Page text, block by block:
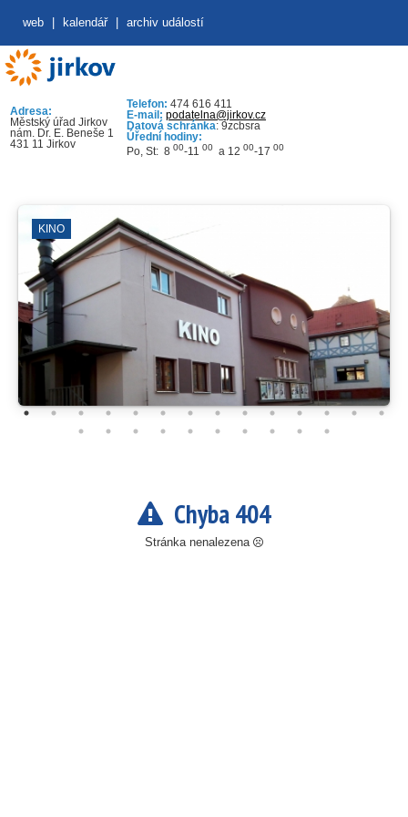
web kalendář archiv událostí
Adresa:
Městský úřad Jirkov
nám. Dr. E. Beneše 1
431 11 Jirkov
Telefon: 474 616 411
E-mail: podatelna@jirkov.cz
Datová schránka: 9zcbsra
Úřední hodiny:
Po, St: 8 00-11 00 a 12 00-17 00
KINO
Chyba 404
Stránka nenalezena